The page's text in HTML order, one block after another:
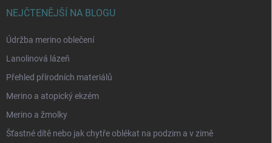
NEJČTENĚJŠÍ NA BLOGU
Údržba merino oblečení
Lanolinová lázeň
Přehled přírodních materiálů
Merino a atopický ekzém
Merino a žmolky
Šťastné dítě nebo jak chytře oblékat na podzim a v zimě